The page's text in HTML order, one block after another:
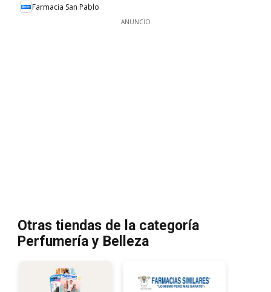
Farmacia San Pablo
ANUNCIO
Otras tiendas de la categoría
Perfumería y Belleza